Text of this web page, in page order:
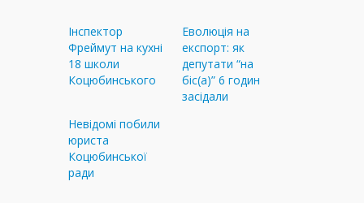
Інспектор
Фреймут на кухні
18 школи
Коцюбинського
Еволюція на
експорт: як
депутати “на
біс(а)” 6 годин
засідали
Невідомі побили
юриста
Коцюбинської
ради